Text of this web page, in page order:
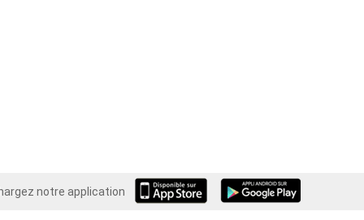
notre application
Android